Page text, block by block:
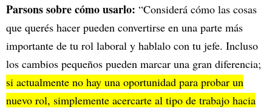
Parsons sobre cómo usarlo: “Considerá cómo las cosas
que querés hacer pueden convertirse en una parte más
importante de tu rol laboral y hablalo con tu jefe. Incluso
los cambios pequeños pueden marcar una gran diferencia;
si actualmente no hay una oportunidad para probar un
nuevo rol, simplemente acercarte al tipo de trabajo hacia